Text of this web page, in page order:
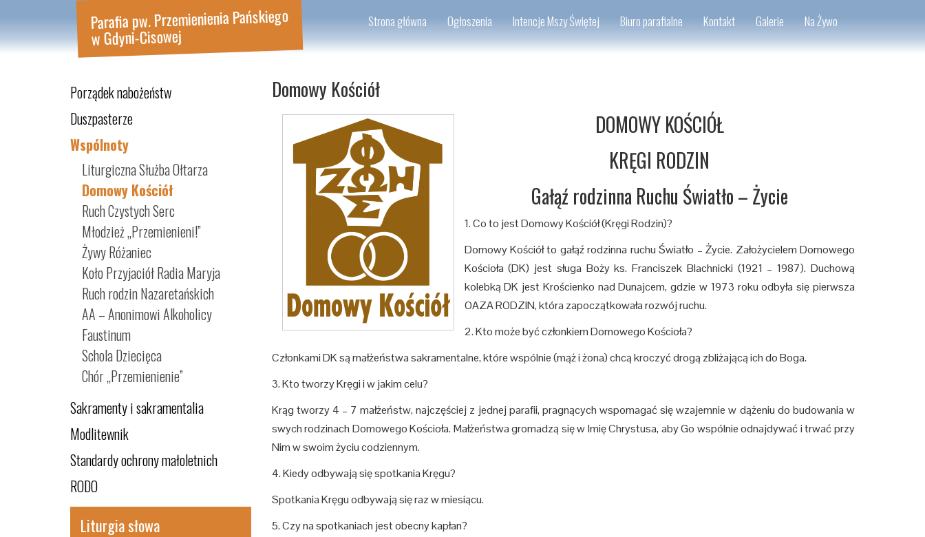
Parafia pw. Przemienienia Pańskiego
w Gdyni-Cisowej
Strona główna Ogłoszenia Intencje Mszy Świętej Biuro parafialne Kontakt Galerie Na Żywo
Porządek nabożeństw
Duszpasterze
Wspólnoty
Liturgiczna Służba Ołtarza
Domowy Kościół
Ruch Czystych Serc
Młodzież „Przemienieni!”
Żywy Różaniec
Koło Przyjaciół Radia Maryja
Ruch rodzin Nazaretańskich
AA – Anonimowi Alkoholicy
Faustinum
Schola Dziecięca
Chór „Przemienienie”
Sakramenty i sakramentalia
Modlitewnik
Standardy ochrony małoletnich
RODO
Liturgia słowa
Domowy Kościół
DOMOWY KOŚCIÓŁ
KRĘGI RODZIN
Gałąź rodzinna Ruchu Światło – Życie
1. Co to jest Domowy Kościół (Kręgi Rodzin)?
Domowy Kościół to gałąź rodzinna ruchu Światło – Życie. Założycielem Domowego
Kościoła (DK) jest sługa Boży ks. Franciszek Blachnicki (1921 – 1987). Duchową
kolebką DK jest Krościenko nad Dunajcem, gdzie w 1973 roku odbyła się pierwsza
OAZA RODZIN, która zapoczątkowała rozwój ruchu.
2. Kto może być członkiem Domowego Kościoła?
Członkami DK są małżeństwa sakramentalne, które wspólnie (mąż i żona) chcą kroczyć drogą zbliżającą ich do Boga.
3. Kto tworzy Kręgi i w jakim celu?
Krąg tworzy 4 – 7 małżeństw, najczęściej z jednej parafii, pragnących wspomagać się wzajemnie w dążeniu do budowania w
swych rodzinach Domowego Kościoła. Małżeństwa gromadzą się w Imię Chrystusa, aby Go wspólnie odnajdywać i trwać przy
Nim w swoim życiu codziennym.
4. Kiedy odbywają się spotkania Kręgu?
Spotkania Kręgu odbywają się raz w miesiącu.
5. Czy na spotkaniach jest obecny kapłan?